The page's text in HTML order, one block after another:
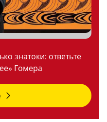
знатоки: ответьте
Гомера